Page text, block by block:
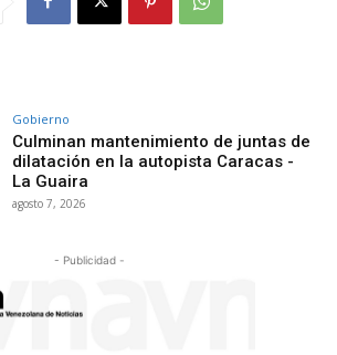
Gobierno
Culminan mantenimiento de juntas de
dilatación en la autopista Caracas -
La Guaira
agosto 7, 2026
- Publicidad -